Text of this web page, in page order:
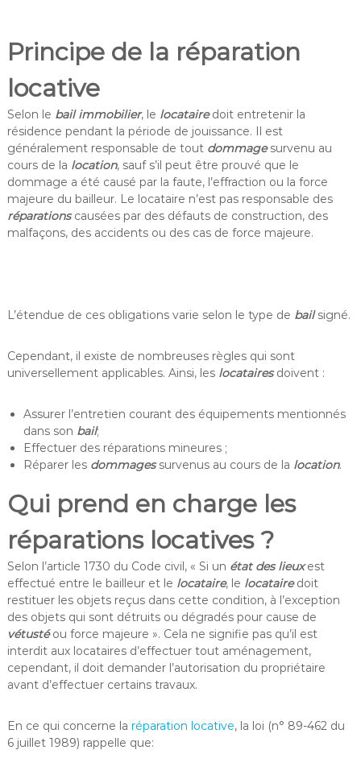
Principe de la réparation
locative
Selon le bail immobilier, le locatairedoit entretenir la
résidence pendant la période de jouissance. Il est
généralement responsable de tout dommagesurvenu au
cours de la location, sauf s’il peut être prouvé que le
dommage a été causé par la faute, l’effraction ou la force
majeure du bailleur. Le locataire n’est pas responsable des
réparationscausées par des défauts de construction, des
malfaçons, des accidents ou des cas de force majeure.
L’étendue de ces obligations varie selon le type de bailsigné.
Cependant, il existe de nombreuses règles qui sont
universellement applicables. Ainsi, les locatairesdoivent :
Assurer l’entretien courant des équipements mentionnés
dans son bail;
Effectuer des réparations mineures ;
Réparer les dommages survenus au cours de la location.
Qui prend en charge les
réparations locatives ?
Selon l’article 1730 du Code civil, « Si un état des lieuxest
effectué entre le bailleur et le locataire, le locatairedoit
restituer les objets reçus dans cette condition, à l’exception
des objets qui sont détruits ou dégradés pour cause de
vétustéou force majeure ». Cela ne signifie pas qu’il est
interdit aux locataires d’effectuer tout aménagement,
cependant, il doit demander l’autorisation du propriétaire
avant d’effectuer certains travaux.
En ce qui concerne la réparation locative, la loi (n° 89-462 du
6 juillet 1989) rappelle que: